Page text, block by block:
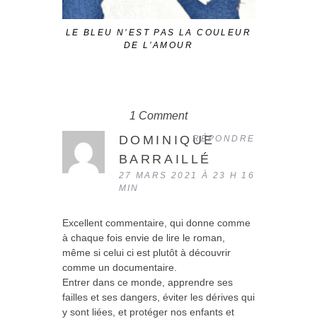
LE BLEU N’EST PAS LA COULEUR
DE L’AMOUR
1 Comment
DOMINIQUE
BARRAILLÉ
27 MARS 2021 À 23 H 16
MIN
Excellent commentaire, qui donne comme
à chaque fois envie de lire le roman,
même si celui ci est plutôt à découvrir
comme un documentaire.
Entrer dans ce monde, apprendre ses
failles et ses dangers, éviter les dérives qui
y sont liées, et protéger nos enfants et
RÉPONDRE